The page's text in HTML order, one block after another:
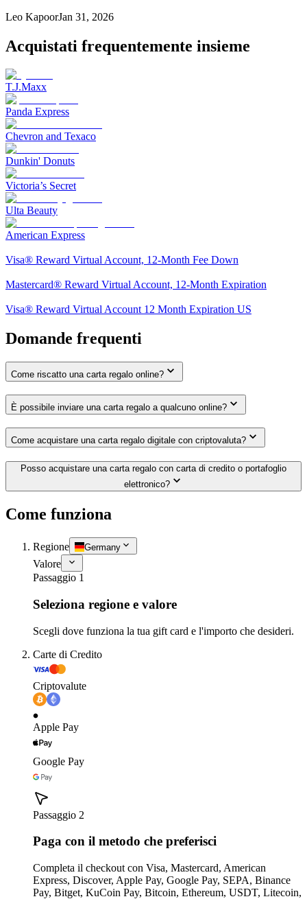
Leo KapoorJan 31, 2026
Acquistati frequentemente insieme
T.J.Maxx
Panda Express
Chevron and Texaco
Dunkin' Donuts
Victoria’s Secret
Ulta Beauty
American Express
Visa® Reward Virtual Account, 12-Month Fee Down
Mastercard® Reward Virtual Account, 12-Month Expiration
Visa® Reward Virtual Account 12 Month Expiration US
Domande frequenti
Come riscatto una carta regalo online?
È possibile inviare una carta regalo a qualcuno online?
Come acquistare una carta regalo digitale con criptovaluta?
Posso acquistare una carta regalo con carta di credito o portafoglio
elettronico?
Come funziona
Regione Germany
Valore
Passaggio 1
Seleziona regione e valore
Scegli dove funziona la tua gift card e l'importo che desideri.
Carte di Credito
Criptovalute
Apple Pay
Google Pay
Passaggio 2
Paga con il metodo che preferisci
Completa il checkout con Visa, Mastercard, American
Express, Discover, Apple Pay, Google Pay, SEPA, Binance
Pay, Bitget, KuCoin Pay, Bitcoin, Ethereum, USDT, Litecoin,